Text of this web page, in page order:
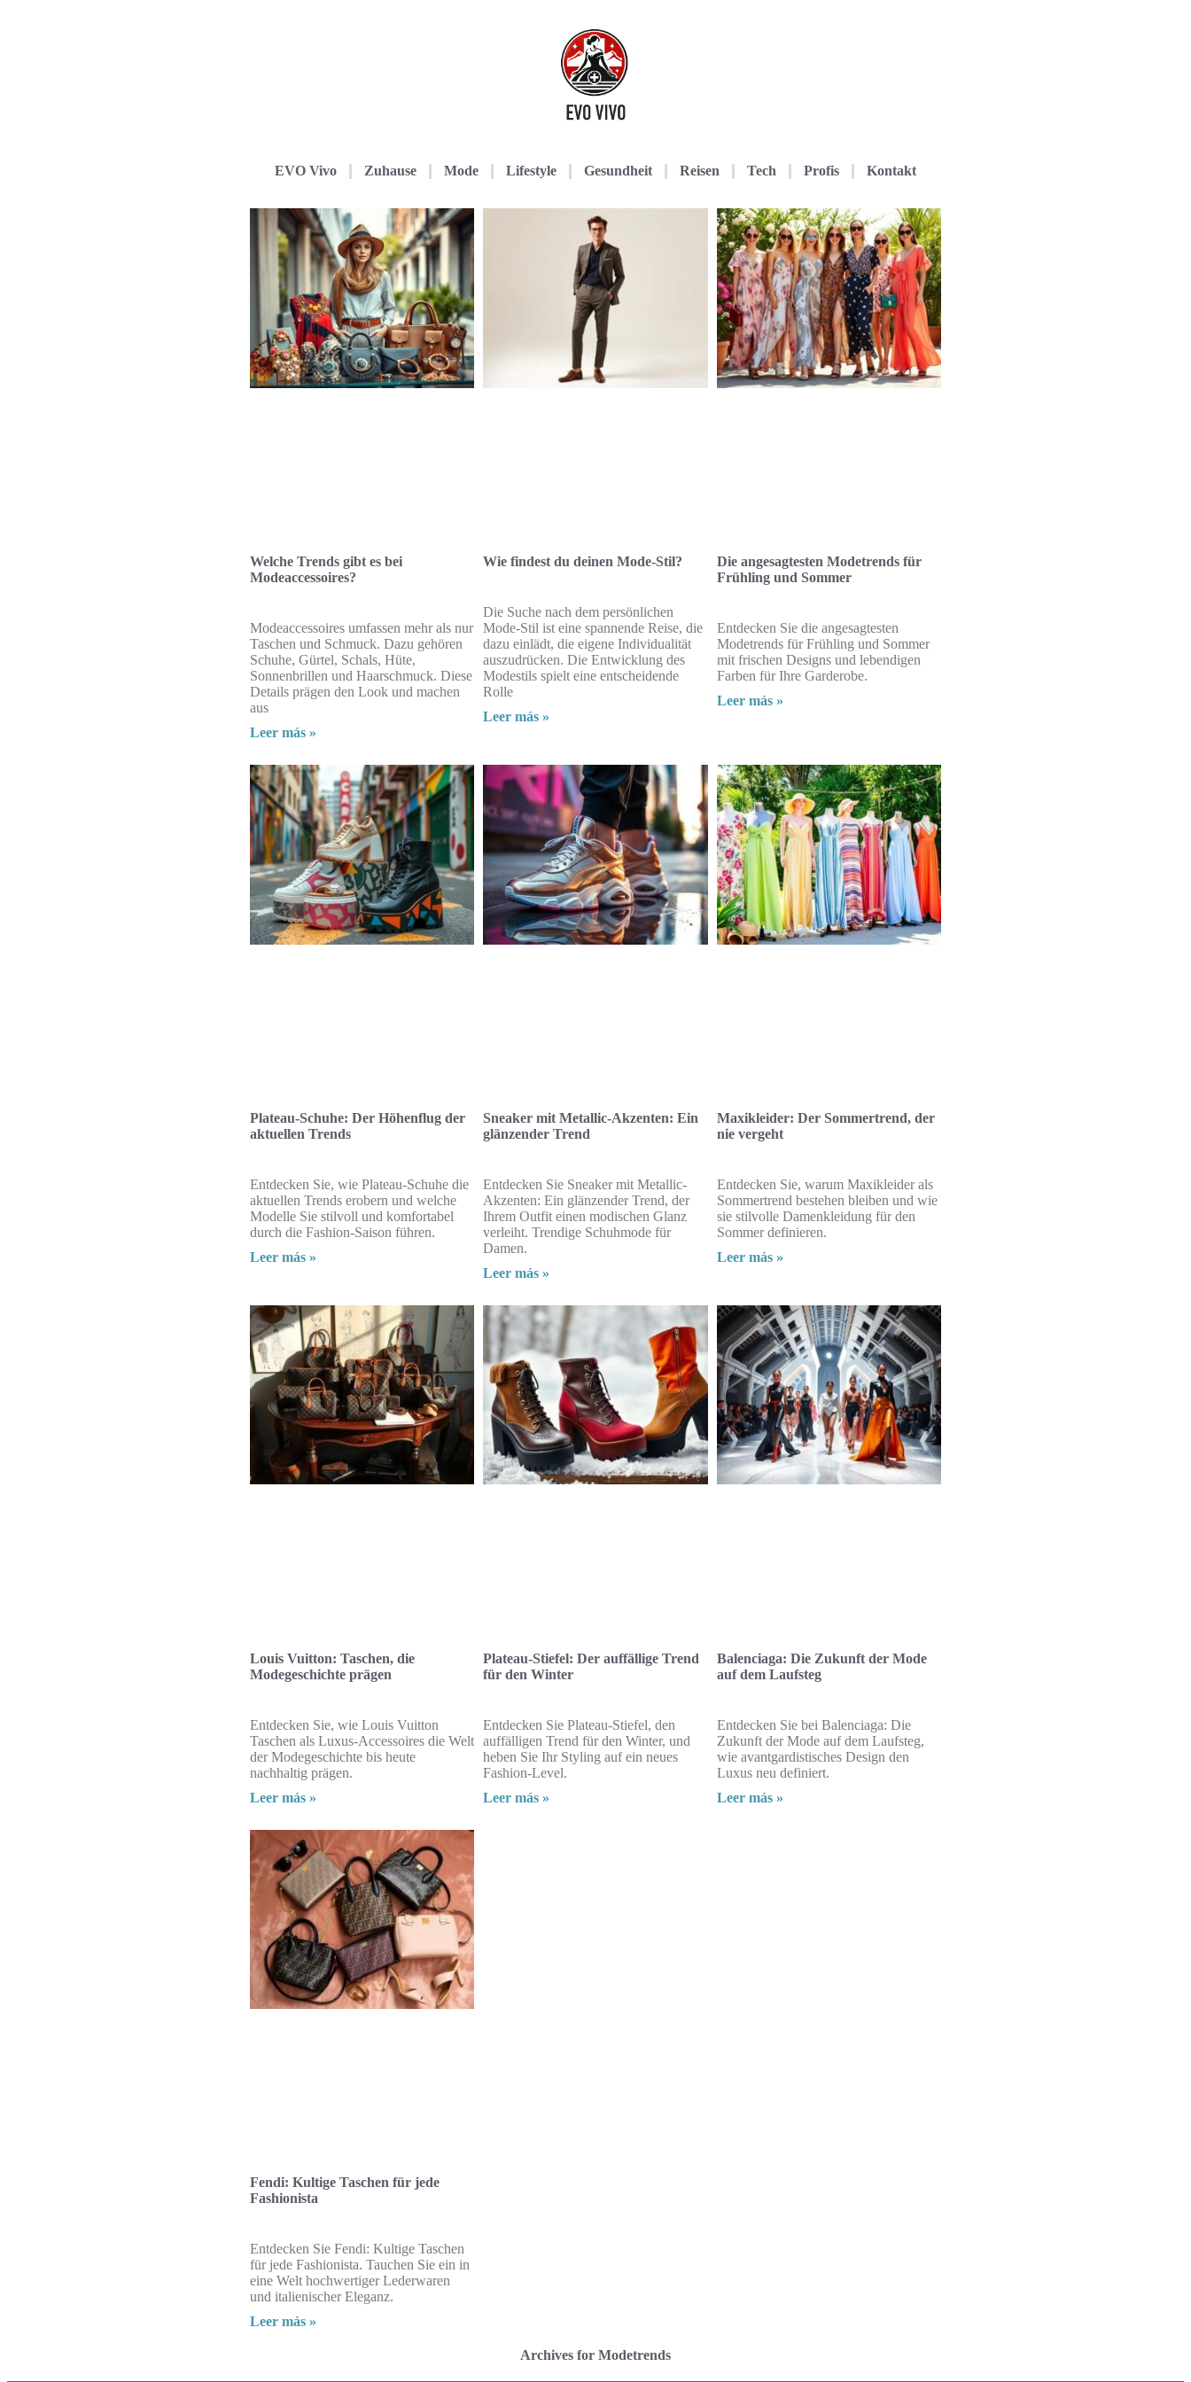
EVO Vivo Zuhause Mode Lifestyle Gesundheit Reisen Tech Profis Kontakt
Welche Trends gibt es bei
Modeaccessoires?
Modeaccessoires umfassen mehr als nur
Taschen und Schmuck. Dazu gehören
Schuhe, Gürtel, Schals, Hüte,
Sonnenbrillen und Haarschmuck. Diese
Details prägen den Look und machen
aus
Leer más »
Wie findest du deinen Mode-Stil?
Die Suche nach dem persönlichen
Mode-Stil ist eine spannende Reise, die
dazu einlädt, die eigene Individualität
auszudrücken. Die Entwicklung des
Modestils spielt eine entscheidende
Rolle
Leer más »
Die angesagtesten Modetrends für
Frühling und Sommer
Entdecken Sie die angesagtesten
Modetrends für Frühling und Sommer
mit frischen Designs und lebendigen
Farben für Ihre Garderobe.
Leer más »
Plateau-Schuhe: Der Höhenflug der
aktuellen Trends
Entdecken Sie, wie Plateau-Schuhe die
aktuellen Trends erobern und welche
Modelle Sie stilvoll und komfortabel
durch die Fashion-Saison führen.
Leer más »
Sneaker mit Metallic-Akzenten: Ein
glänzender Trend
Entdecken Sie Sneaker mit Metallic-
Akzenten: Ein glänzender Trend, der
Ihrem Outfit einen modischen Glanz
verleiht. Trendige Schuhmode für
Damen.
Leer más »
Maxikleider: Der Sommertrend, der
nie vergeht
Entdecken Sie, warum Maxikleider als
Sommertrend bestehen bleiben und wie
sie stilvolle Damenkleidung für den
Sommer definieren.
Leer más »
Louis Vuitton: Taschen, die
Modegeschichte prägen
Entdecken Sie, wie Louis Vuitton
Taschen als Luxus-Accessoires die Welt
der Modegeschichte bis heute
nachhaltig prägen.
Leer más »
Plateau-Stiefel: Der auffällige Trend
für den Winter
Entdecken Sie Plateau-Stiefel, den
auffälligen Trend für den Winter, und
heben Sie Ihr Styling auf ein neues
Fashion-Level.
Leer más »
Balenciaga: Die Zukunft der Mode
auf dem Laufsteg
Entdecken Sie bei Balenciaga: Die
Zukunft der Mode auf dem Laufsteg,
wie avantgardistisches Design den
Luxus neu definiert.
Leer más »
Fendi: Kultige Taschen für jede
Fashionista
Entdecken Sie Fendi: Kultige Taschen
für jede Fashionista. Tauchen Sie ein in
eine Welt hochwertiger Lederwaren
und italienischer Eleganz.
Leer más »
Archives for Modetrends